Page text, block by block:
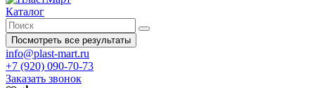
Каталог
Посмотреть все результаты
info@plast-mart.ru
+7 (920) 090-70-73
Заказать звонок